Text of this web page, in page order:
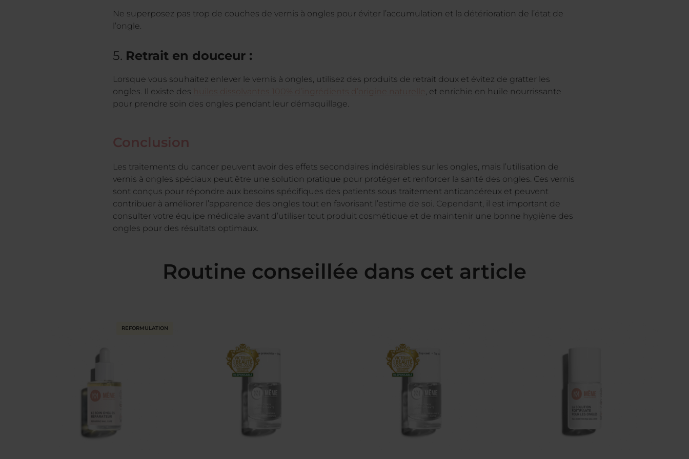
Ne superposez pas trop de couches de vernis à ongles pour éviter l’accumulation et la détérioration de l’état de
l’ongle.
5. Retrait en douceur :
Lorsque vous souhaitez enlever le vernis à ongles, utilisez des produits de retrait doux et évitez de gratter les
ongles. Il existe des
huiles dissolvantes 100% d’ingrédients d’origine naturelle
, et enrichie en huile nourrissante
pour prendre soin des ongles pendant leur démaquillage.
Conclusion
Les traitements du cancer peuvent avoir des effets secondaires indésirables sur les ongles, mais l’utilisation de
vernis à ongles spéciaux peut être une solution pratique pour protéger et renforcer la santé des ongles. Ces vernis
sont conçus pour répondre aux besoins spécifiques des patients sous traitement anticancéreux et peuvent
contribuer à améliorer l’apparence des ongles tout en favorisant l’estime de soi. Cependant, il est important de
consulter votre équipe médicale avant d’utiliser tout produit cosmétique et de maintenir une bonne hygiène des
ongles pour des résultats optimaux.
Routine conseillée dans cet article
REFORMULATION